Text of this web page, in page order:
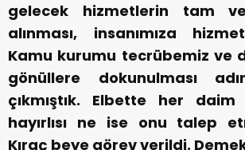
gelecek hizmetlerin tam
alınması, insanımıza
Kamu kurumu tecrübemiz ve
gönüllere dokunulması
çıkmıştık. Elbette her daim
hayırlısı ne ise onu talep
Kıraç beye görev verildi. Demek